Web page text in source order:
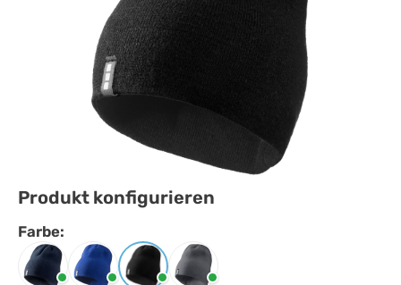
Produkt konfigurieren
Farbe:
Farbeauswählen
Navy Royalblau SchwarzStorm Grey